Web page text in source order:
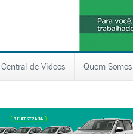
Central de Videos Quem Somos